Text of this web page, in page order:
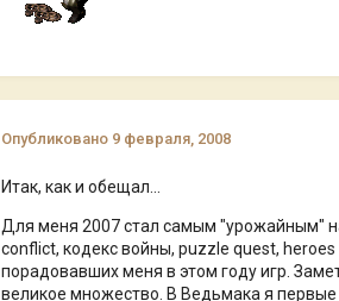
Опубликовано 9 февраля, 2008
Итак, как и обещал...
Для меня 2007 стал самым "урожайным"
conflict, кодекс войны, puzzle quest,
порадовавших меня в этом году игр.
великое множество. В Ведьмака я